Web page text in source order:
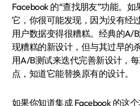
Facebook 的“查找朋友”功能。
它，你很可能发现，因为没有经
用户数据变得很糟糕。经典的A/
现糟糕的新设计，但与其过早的
用A/B测试来迭代完善新设计，
点，知道它能替换原有的设计。
如果你知道集成 Facebook 的这